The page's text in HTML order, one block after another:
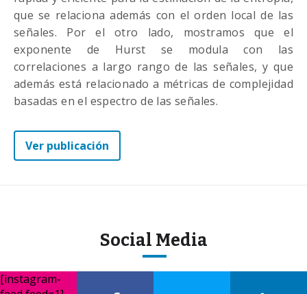
que se relaciona además con el orden local de las
señales. Por el otro lado, mostramos que el
exponente de Hurst se modula con las
correlaciones a largo rango de las señales, y que
además está relacionado a métricas de complejidad
basadas en el espectro de las señales.
Ver publicación
Social Media
[instagram-